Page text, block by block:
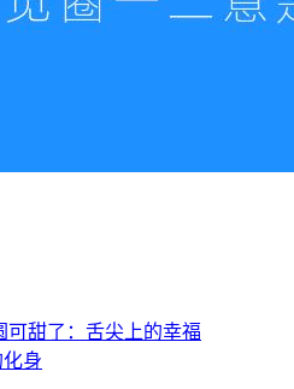
可甜了：舌尖上的幸福
身